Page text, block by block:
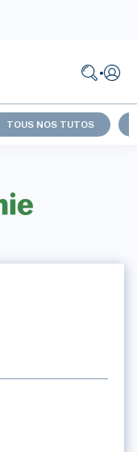
TOUS NOS TUTOS